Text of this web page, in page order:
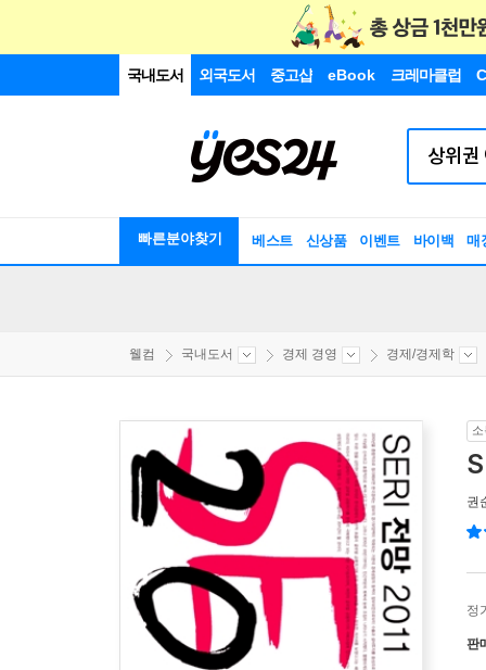
국내도서 외국도서 중고샵 eBook 크레마클럽
빠른분야찾기 베스트 신상품 이벤트 바이백 매
웰컴 국내도서 경제 경영 경제/경제학
권
정
판